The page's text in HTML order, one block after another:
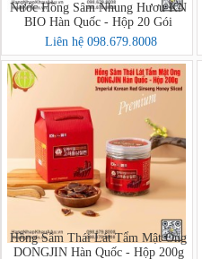
Nước Hồng Sâm Nhung Hươu KN
BIO Hàn Quốc - Hộp 20 Gói
Liên hệ 098.679.8008
Hồng Sâm Thái Lát Tẩm Mật Ong
DONGJIN Hàn Quốc - Hộp 200g